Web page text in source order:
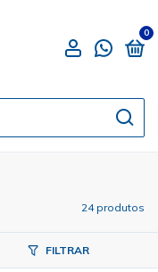
0
24 produtos
FILTRAR